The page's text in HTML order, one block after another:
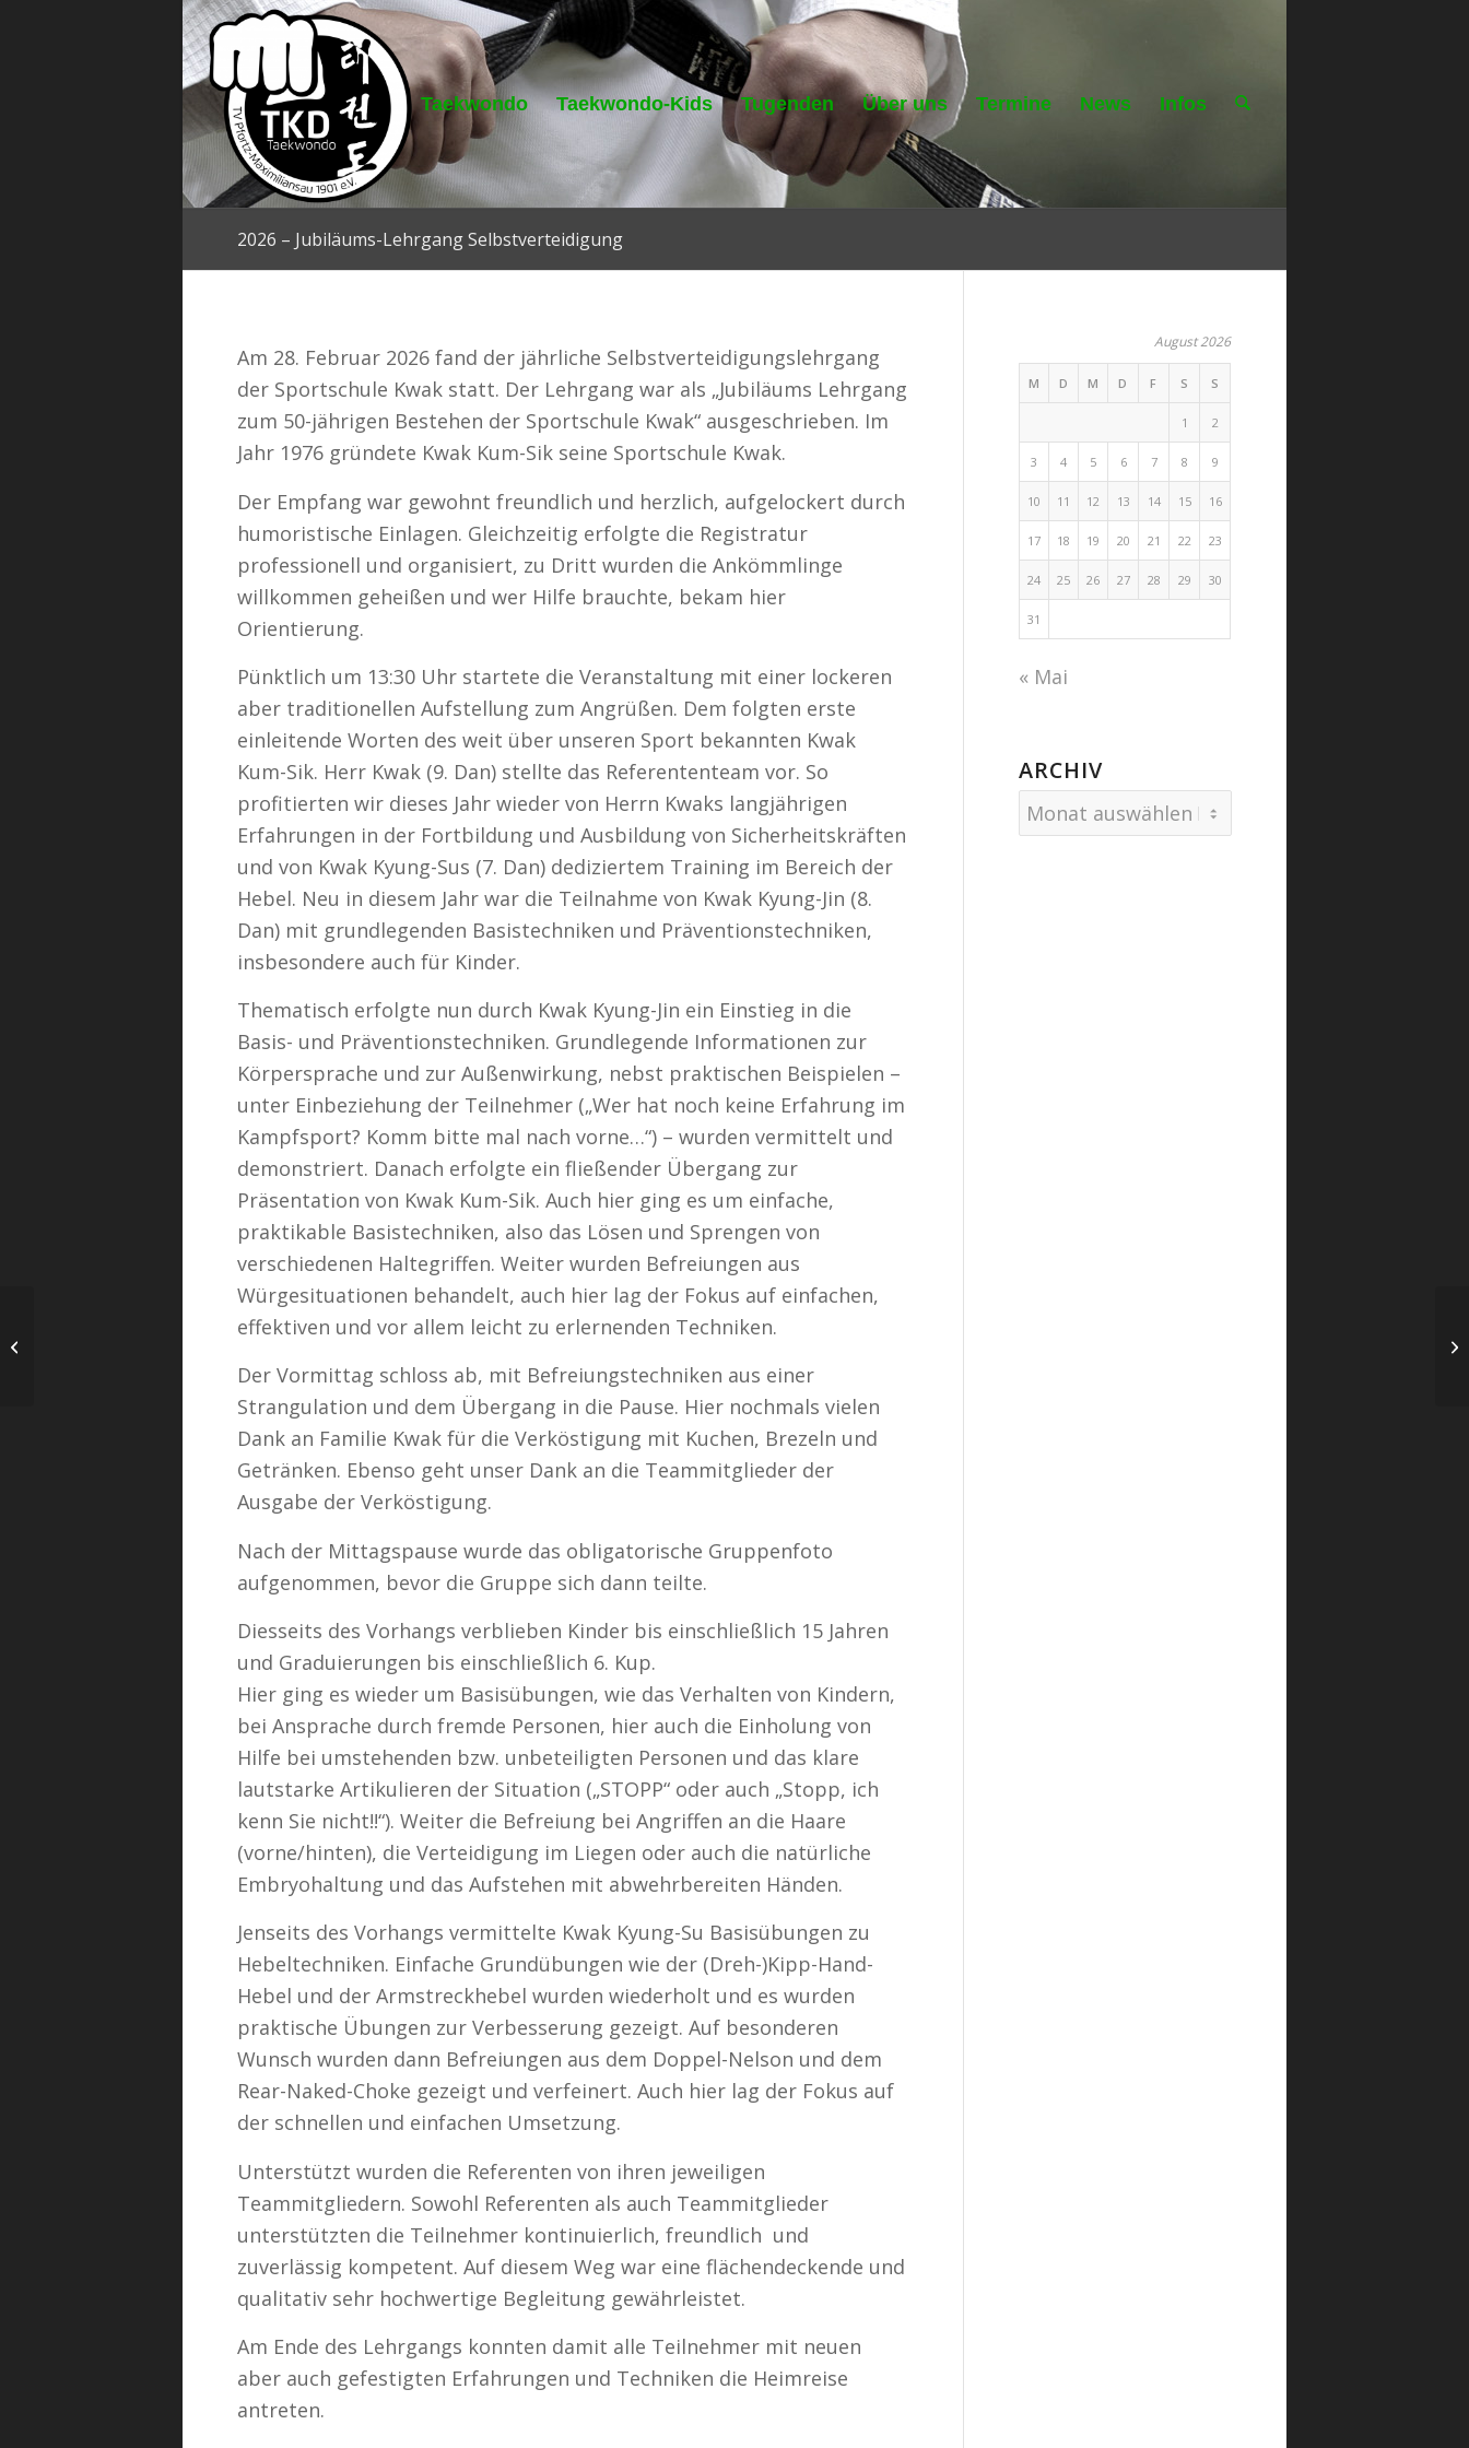
Taekwondo Taekwondo-Kids Tugenden Über uns Termine News Infos
2026 – Jubiläums-Lehrgang Selbstverteidigung
Am 28. Februar 2026 fand der jährliche Selbstverteidigungslehrgang
der Sportschule Kwak statt. Der Lehrgang war als „Jubiläums Lehrgang
zum 50-jährigen Bestehen der Sportschule Kwak“ ausgeschrieben. Im
Jahr 1976 gründete Kwak Kum-Sik seine Sportschule Kwak.
Der Empfang war gewohnt freundlich und herzlich, aufgelockert durch
humoristische Einlagen. Gleichzeitig erfolgte die Registratur
professionell und organisiert, zu Dritt wurden die Ankömmlinge
willkommen geheißen und wer Hilfe brauchte, bekam hier
Orientierung.
Pünktlich um 13:30 Uhr startete die Veranstaltung mit einer lockeren
aber traditionellen Aufstellung zum Angrüßen. Dem folgten erste
einleitende Worten des weit über unseren Sport bekannten Kwak
Kum-Sik. Herr Kwak (9. Dan) stellte das Referententeam vor. So
profitierten wir dieses Jahr wieder von Herrn Kwaks langjährigen
Erfahrungen in der Fortbildung und Ausbildung von Sicherheitskräften
und von Kwak Kyung-Sus (7. Dan) dediziertem Training im Bereich der
Hebel. Neu in diesem Jahr war die Teilnahme von Kwak Kyung-Jin (8.
Dan) mit grundlegenden Basistechniken und Präventionstechniken,
insbesondere auch für Kinder.
Thematisch erfolgte nun durch Kwak Kyung-Jin ein Einstieg in die
Basis- und Präventionstechniken. Grundlegende Informationen zur
Körpersprache und zur Außenwirkung, nebst praktischen Beispielen –
unter Einbeziehung der Teilnehmer („Wer hat noch keine Erfahrung im
Kampfsport? Komm bitte mal nach vorne…“) – wurden vermittelt und
demonstriert. Danach erfolgte ein fließender Übergang zur
Präsentation von Kwak Kum-Sik. Auch hier ging es um einfache,
praktikable Basistechniken, also das Lösen und Sprengen von
verschiedenen Haltegriffen. Weiter wurden Befreiungen aus
Würgesituationen behandelt, auch hier lag der Fokus auf einfachen,
effektiven und vor allem leicht zu erlernenden Techniken.
Der Vormittag schloss ab, mit Befreiungstechniken aus einer
Strangulation und dem Übergang in die Pause. Hier nochmals vielen
Dank an Familie Kwak für die Verköstigung mit Kuchen, Brezeln und
Getränken. Ebenso geht unser Dank an die Teammitglieder der
Ausgabe der Verköstigung.
Nach der Mittagspause wurde das obligatorische Gruppenfoto
aufgenommen, bevor die Gruppe sich dann teilte.
Diesseits des Vorhangs verblieben Kinder bis einschließlich 15 Jahren
und Graduierungen bis einschließlich 6. Kup.
Hier ging es wieder um Basisübungen, wie das Verhalten von Kindern,
bei Ansprache durch fremde Personen, hier auch die Einholung von
Hilfe bei umstehenden bzw. unbeteiligten Personen und das klare
lautstarke Artikulieren der Situation („STOPP“ oder auch „Stopp, ich
kenn Sie nicht!!“). Weiter die Befreiung bei Angriffen an die Haare
(vorne/hinten), die Verteidigung im Liegen oder auch die natürliche
Embryohaltung und das Aufstehen mit abwehrbereiten Händen.
Jenseits des Vorhangs vermittelte Kwak Kyung-Su Basisübungen zu
Hebeltechniken. Einfache Grundübungen wie der (Dreh-)Kipp-Hand-
Hebel und der Armstreckhebel wurden wiederholt und es wurden
praktische Übungen zur Verbesserung gezeigt. Auf besonderen
Wunsch wurden dann Befreiungen aus dem Doppel-Nelson und dem
Rear-Naked-Choke gezeigt und verfeinert. Auch hier lag der Fokus auf
der schnellen und einfachen Umsetzung.
Unterstützt wurden die Referenten von ihren jeweiligen
Teammitgliedern. Sowohl Referenten als auch Teammitglieder
unterstützten die Teilnehmer kontinuierlich, freundlich und
zuverlässig kompetent. Auf diesem Weg war eine flächendeckende und
qualitativ sehr hochwertige Begleitung gewährleistet.
Am Ende des Lehrgangs konnten damit alle Teilnehmer mit neuen
aber auch gefestigten Erfahrungen und Techniken die Heimreise
antreten.
August 2026
M D M D F S S
1 2
3 4 5 6 7 8 9
10 11 12 13 14 15 16
17 18 19 20 21 22 23
24 25 26 27 28 29 30
31
« Mai
ARCHIV